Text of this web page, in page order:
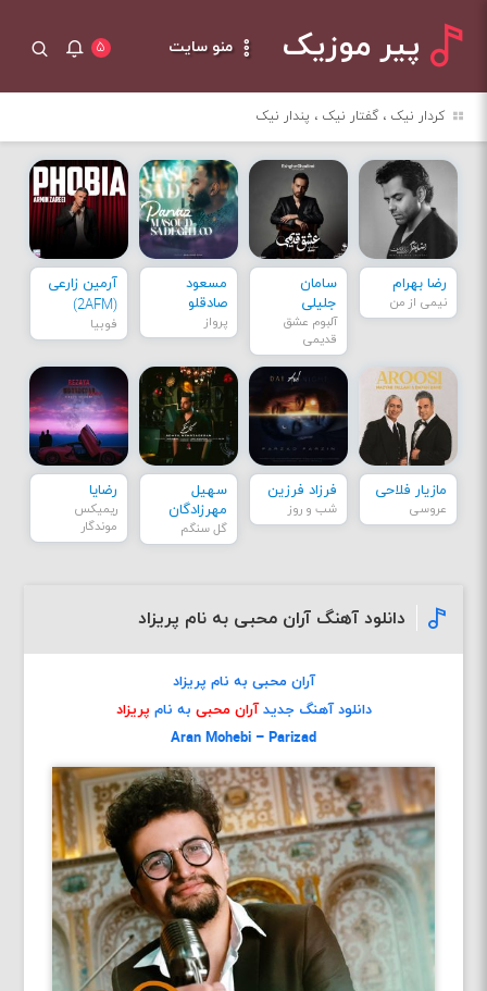
پیر موزیک منو سایت ۵
کردار نیک ، گفتار نیک ، پندار نیک
رضا بهرام
نیمی از من
سامان
جلیلی
آلبوم عشق
قدیمی
مسعود
صادقلو
پرواز
آرمین زارعی
(2AFM)
فوبیا
مازیار فلاحی
عروسی
فرزاد فرزین
شب و روز
سهیل
مهرزادگان
گل سنگم
رضایا
ریمیکس
موندگار
دانلود آهنگ آران محبی به نام پریزاد
آران محبی به نام پریزاد
دانلود آهنگ جدید آران محبی به نام پریزاد
Aran Mohebi – Parizad